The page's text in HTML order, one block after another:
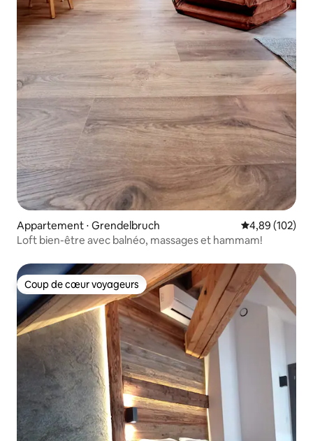
Appartement ⋅ Grendelbruch Évaluation
4,89 (102)
Loft bien-être avec balnéo, massages et hammam!
Coup de cœur voyageurs
Coup de cœur voyageurs